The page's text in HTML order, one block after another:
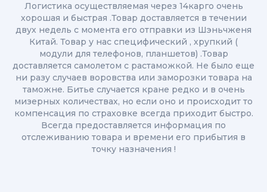
Логистика осуществляемая через 14карго очень
хорошая и быстрая .Товар доставляется в течении
двух недель с момента его отправки из Шэньчженя
Китай. Товар у нас специфический , хрупкий (
модули для телефонов, планшетов) .Товар
доставляется самолетом с растаможкой. Не было еще
ни разу случаев воровства или заморозки товара на
таможне. Битье случается кране редко и в очень
мизерных количествах, но если оно и происходит то
компенсация по страховке всегда приходит быстро.
Всегда предоставляется информация по
отслеживанию товара и времени его прибытия в
точку назначения !